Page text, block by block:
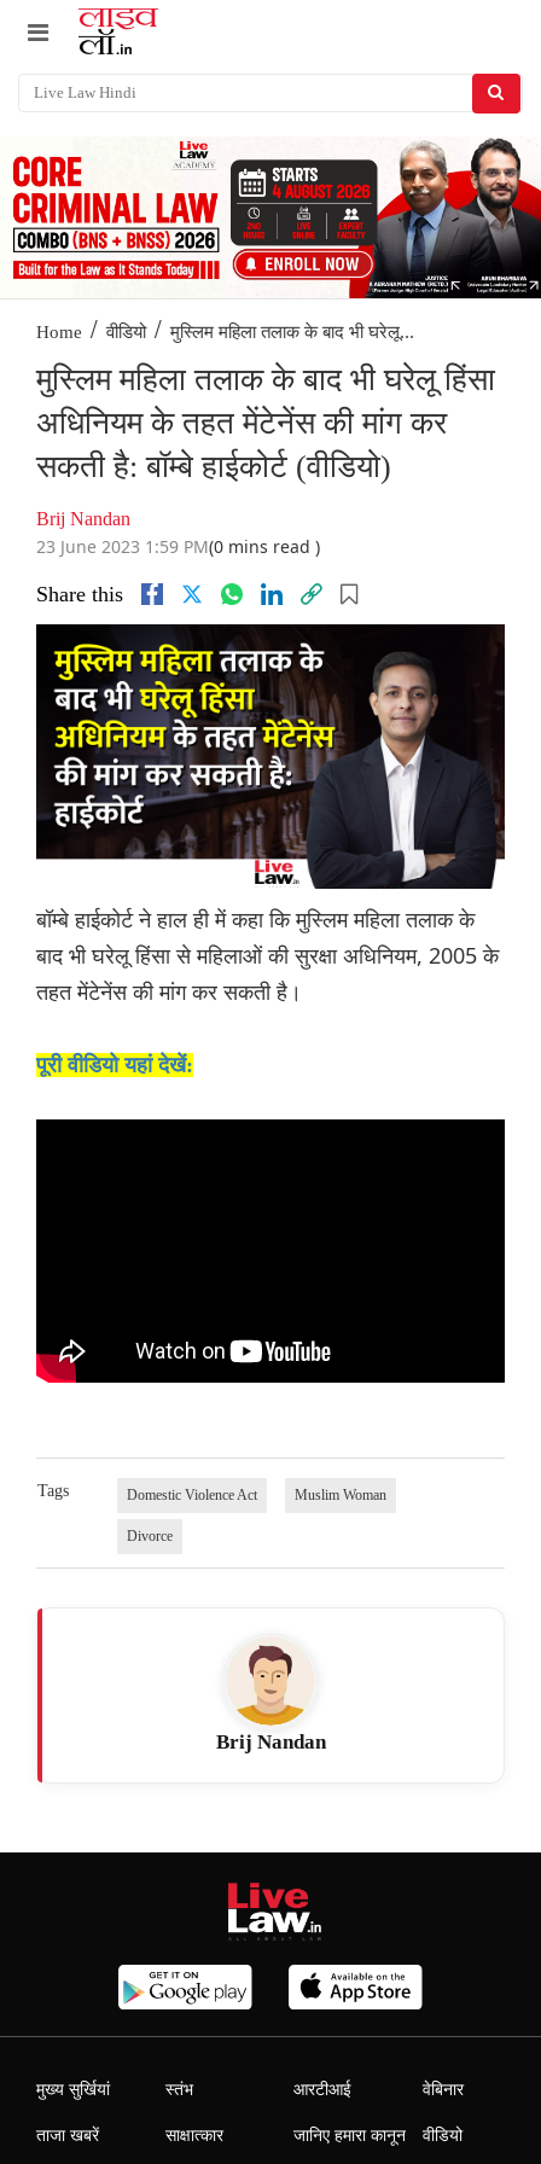
Home / वीडियो / मुस्लिम महिला तलाक के बाद भी घरेलू...
मुस्लिम महिला तलाक के बाद भी घरेलू हिंसा
अधिनियम के तहत मेंटेनेंस की मांग कर
सकती है: बॉम्बे हाईकोर्ट (वीडियो)
Brij Nandan
23 June 2023 1:59 PM(0 mins read )
Share this
बॉम्बे हाईकोर्ट ने हाल ही में कहा कि मुस्लिम महिला तलाक के
बाद भी घरेलू हिंसा से महिलाओं की सुरक्षा अधिनियम, 2005 के
तहत मेंटेनेंस की मांग कर सकती है।
पूरी वीडियो यहां देखें:
Tags Domestic Violence Act Muslim Woman
Divorce
Brij Nandan
मुख्य सुर्खियां
ताजा खबरें
स्तंभ
साक्षात्कार
आरटीआई
जानिए हमारा कानून
वेबिनार
वीडियो